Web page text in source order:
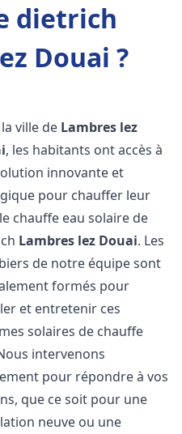
dietrich
Douai ?
ville de Lambres lez
, les habitants ont accès à
innovante et
pour chauffer leur
chauffe eau solaire de
Lambres lez Douai. Les
de notre équipe sont
formés pour
et entretenir ces
solaires de chauffe
intervenons
pour répondre à vos
que ce soit pour une
neuve ou une